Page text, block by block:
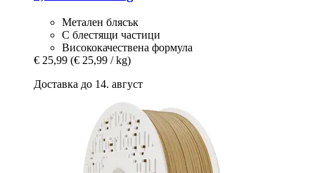
Метален блясък
С блестящи частици
Висококачествена формула
€ 25,99 (€ 25,99 / kg)
Доставка до 14. август